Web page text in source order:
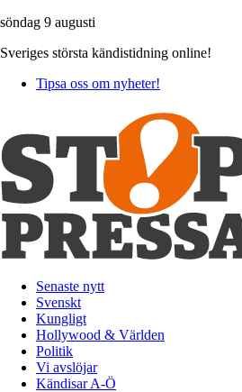
söndag 9 augusti
Sveriges största kändistidning online!
Tipsa oss om nyheter!
Senaste nytt
Svenskt
Kungligt
Hollywood & Världen
Politik
Vi avslöjar
Kändisar A-Ö